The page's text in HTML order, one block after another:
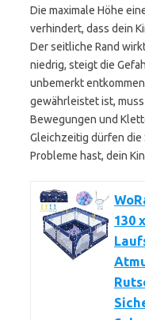
Die maximale Höhe
verhindert, dass dein
Der seitliche Rand
niedrig, steigt die
unbemerkt
gewährleistet ist,
Bewegungen und
Gleichzeitig dürfen die
Probleme hast, dein
130